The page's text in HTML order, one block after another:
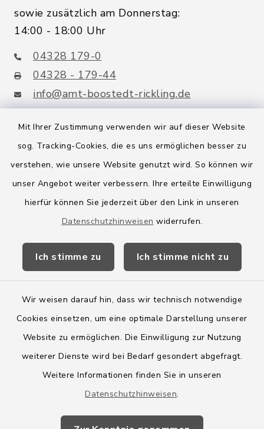
Mit Ihrer Zustimmung verwenden wir auf dieser Website
sog. Tracking-Cookies, die es uns ermöglichen besser zu
verstehen, wie unsere Website genutzt wird. So können wir
unser Angebot weiter verbessern. Ihre erteilte Einwilligung
hierfür können Sie jederzeit über den Link in unseren
Datenschutzhinweisen widerrufen.
Ich stimme zu Ich stimme nicht zu
Wir weisen darauf hin, dass wir technisch notwendige
Cookies einsetzen, um eine optimale Darstellung unserer
Website zu ermöglichen. Die Einwilligung zur Nutzung
weiterer Dienste wird bei Bedarf gesondert abgefragt.
Weitere Informationen finden Sie in unseren
Datenschutzhinweisen.
sowie zusätzlich am Donnerstag:
14:00 - 18:00 Uhr
04328 179-0
04328 - 179-44
info@amt-boostedt-rickling.de
Quicklinks
Amt Boostedt-Rickling
Amtsbroschüre
Wege-Zweckverband
Barrierefreiheit